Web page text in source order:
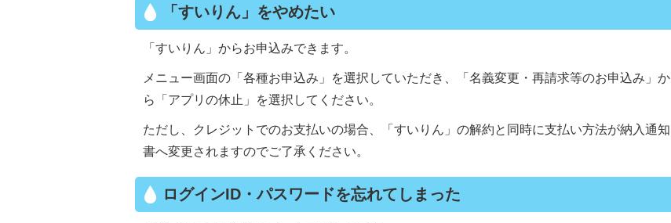
「すいりん」をやめたい
「すいりん」からお申込みできます。
メニュー画面の「各種お申込み」を選択していただき、「名義変更・再請求等のお申込み」か
ら「アプリの休止」を選択してください。
ただし、クレジットでのお支払いの場合、「すいりん」の解約と同時に支払い方法が納入通知
書へ変更されますのでご了承ください。
ログインID・パスワードを忘れてしまった